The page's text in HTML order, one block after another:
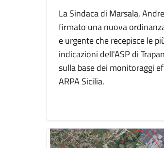
La Sindaca di Marsala,
firmato una nuova
e urgente che recepisce le
indicazioni dell'ASP di
sulla base dei monitoraggi
ARPA Sicilia.